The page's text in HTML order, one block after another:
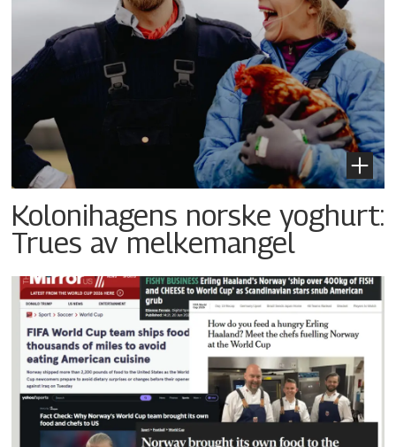
Kolonihagens norske yoghurt:
Trues av melkemangel